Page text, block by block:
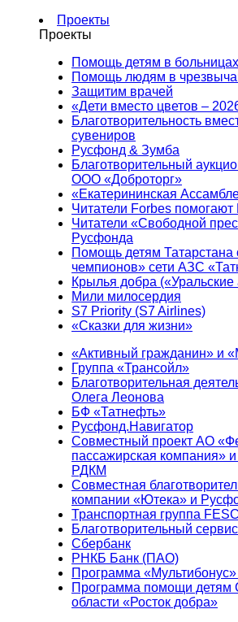
Проекты
Проекты
Помощь детям в больницах
Помощь людям в
Защитим врачей
«Дети вместо цветов –
Благотворительность
сувениров
Русфонд & Зумба
Благотворительный
ООО «Доброторг»
«Екатерининская
Читатели Forbes
Читатели «Свободной
Русфонда
Помощь детям Татарстана
чемпионов» сети АЗС
Крылья добра
Мили милосердия
S7 Priority (S7 Airlines)
«Сказки для жизни»
«Активный гражданин» и
Группа «Трансойл»
Благотворительная
Олега Леонова
БФ «Татнефть»
Русфонд.Навигатор
Совместный проект АО
пассажирская компания»
РДКМ
Совместная
компании «Ютека» и
Транспортная группа
Благотворительный
Сбербанк
РНКБ Банк (ПАО)
Программа
Программа помощи детям
области «Росток добра»